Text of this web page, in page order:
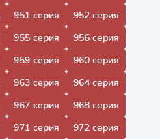
951 серия
952 серия
955 серия
956 серия
959 серия
960 серия
963 серия
964 серия
967 серия
968 серия
971 серия
972 серия